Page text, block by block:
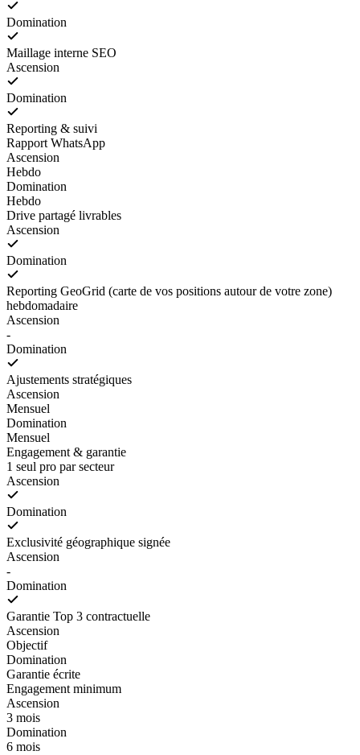
Domination
Maillage interne SEO
Ascension
Domination
Reporting & suivi
Rapport WhatsApp
Ascension
Hebdo
Domination
Hebdo
Drive partagé livrables
Ascension
Domination
Reporting GeoGrid (carte de vos positions autour de votre zone)
hebdomadaire
Ascension
-
Domination
Ajustements stratégiques
Ascension
Mensuel
Domination
Mensuel
Engagement & garantie
1 seul pro par secteur
Ascension
Domination
Exclusivité géographique signée
Ascension
-
Domination
Garantie Top 3 contractuelle
Ascension
Objectif
Domination
Garantie écrite
Engagement minimum
Ascension
3 mois
Domination
6 mois